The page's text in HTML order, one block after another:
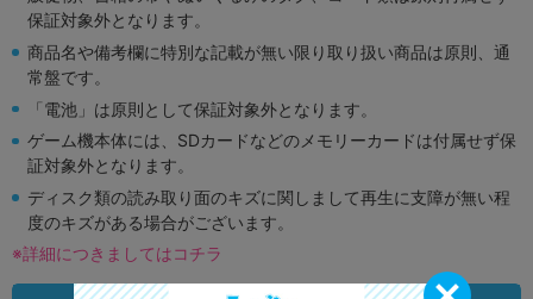
保証対象外となります。
商品名や備考欄に特別な記載が無い限り取り扱い商品は原則、通
常盤です。
「電池」は原則として保証対象外となります。
ゲーム機本体には、SDカードなどのメモリーカードは付属せず保
証対象外となります。
ディスク類の読み取り面のキズに関しまして再生に支障が無い程
度のキズがある場合がございます。
※詳細につきましてはコチラ